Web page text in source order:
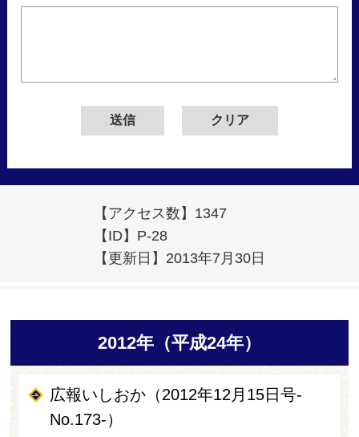
【アクセス数】 1347
【ID】 P-28
【更新日】 2013年7月30日
2012年（平成24年）
広報いしおか（2012年12月15日号-
No.173-）